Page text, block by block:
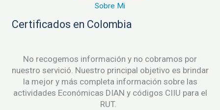
Sobre Mi
Certificados en Colombia
No recogemos información y no cobramos por
nuestro servició. Nuestro principal objetivo es brindar
la mejor y más completa información sobre las
actividades Económicas DIAN y códigos CIIU para el
RUT.